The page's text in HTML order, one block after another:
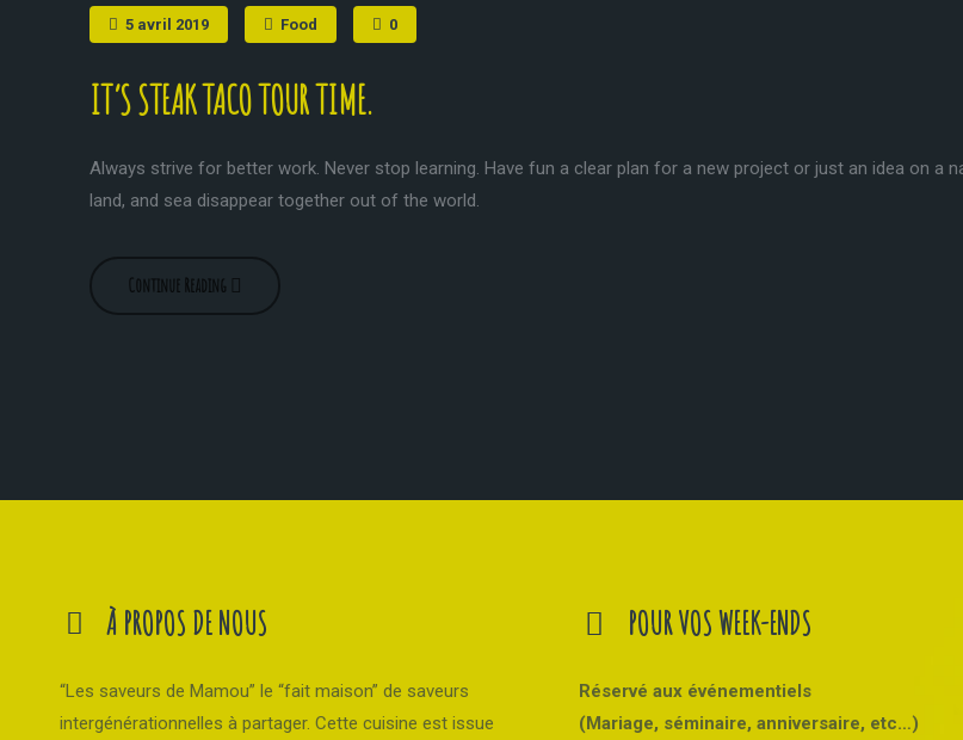
5 avril 2019 Food 0
IT’S STEAK TACO TOUR TIME.
Always strive for better work. Never stop learning. Have fun a clear plan for a new project or just an idea on a
land, and sea disappear together out of the world.
Continue Reading
À PROPOS DE NOUS
“Les saveurs de Mamou” le “fait maison” de saveurs
intergénérationnelles à partager. Cette cuisine est issue
POUR VOS WEEK-ENDS
Réservé aux événementiels
(Mariage, séminaire, anniversaire, etc…)